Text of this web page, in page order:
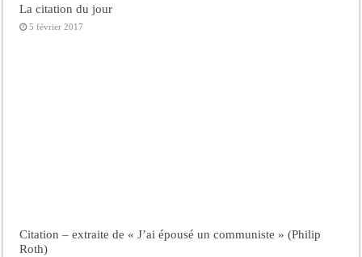
La citation du jour
5 février 2017
Citation – extraite de « J’ai épousé un communiste » (Philip
Roth)